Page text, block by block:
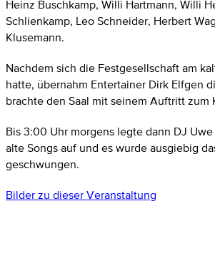
Heinz Buschkamp, Willi Hartmann, Willi
Schlienkamp, Leo Schneider, Herbert
Klusemann.
Nachdem sich die Festgesellschaft am
hatte, übernahm Entertainer Dirk Elfgen
brachte den Saal mit seinem Auftritt zum
Bis 3:00 Uhr morgens legte dann DJ
alte Songs auf und es wurde ausgiebig
geschwungen.
Bilder zu dieser Veranstaltung